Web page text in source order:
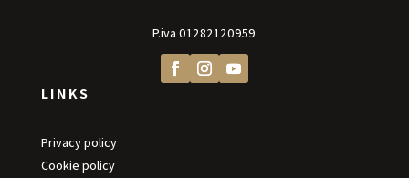
P.iva01282120959
LINKS
Privacy policy
Cookie policy